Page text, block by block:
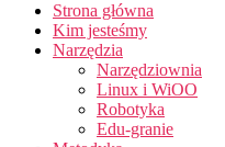
Strona główna
Kim jesteśmy
Narzędzia
Narzędziownia
Linux i WiOO
Robotyka
Edu-granie